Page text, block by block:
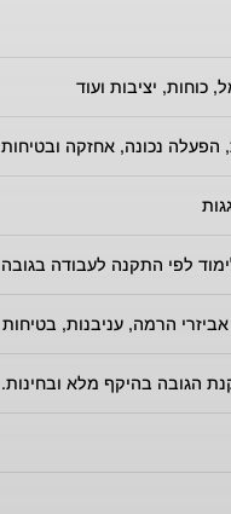
כוחות, יציבות ועוד
הפעלה נכונה, אחזקה ובטיחות
לפי התקנה לעבודה בגובה
הרמה, עניבנות, בטיחות
הגובה בהיקף מלא ובחינות.